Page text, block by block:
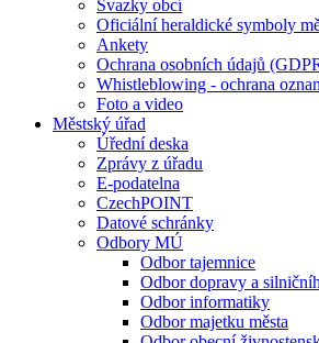
Svazky obcí
Oficiální heraldické symboly
Ankety
Ochrana osobních údajů
Whistleblowing - ochrana
Foto a video
Městský úřad
Úřední deska
Zprávy z úřadu
E-podatelna
CzechPOINT
Datové schránky
Odbory MÚ
Odbor tajemnice
Odbor dopravy a
Odbor informatiky
Odbor majetku města